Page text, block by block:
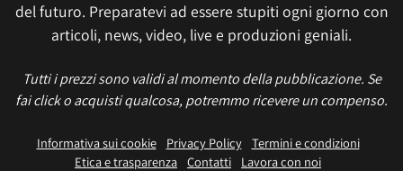
del futuro. Preparatevi ad essere stupiti ogni giorno con
articoli, news, video, live e produzioni geniali.
Tutti i prezzi sono validi al momento della pubblicazione. Se
fai click o acquisti qualcosa, potremmo ricevere un compenso.
Informativa sui cookie Privacy Policy
Termini e condizioni
Etica e trasparenza Contatti
Lavora con noi